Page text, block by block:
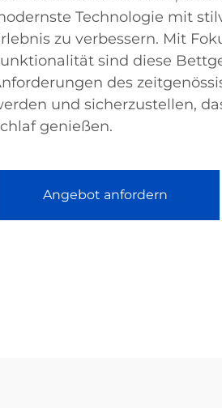
Technologie mit
zu verbessern. Mit
sind diese
des
und sicherzustellen,
genießen.
Angebot anfordern